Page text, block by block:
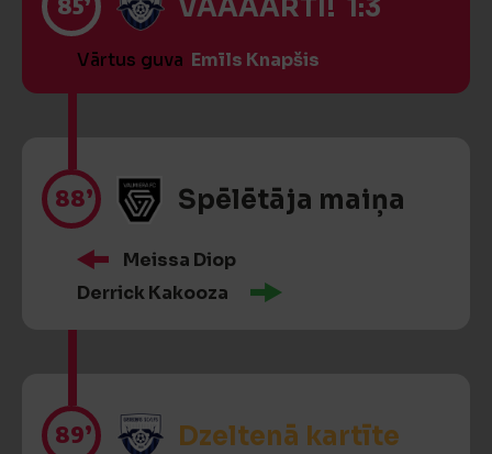
VĀĀĀĀRTI! 1:3
Vārtus guva Emīls Knapšis
88’ Spēlētāja maiņa
Meissa Diop
Derrick Kakooza
89’ Dzeltenā kartīte